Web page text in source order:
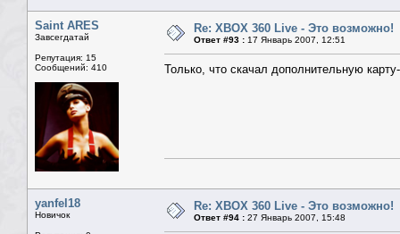
Saint ARES
Завсегдатай
Репутация: 15
Сообщений: 410
Re: XBOX 360 Live - Это возможно!
Ответ #93 : 17 Январь 2007, 12:51
Только, что скачал дополнительную
yanfel18
Новичок
Re: XBOX 360 Live - Это возможно!
Ответ #94 : 27 Январь 2007, 15:48